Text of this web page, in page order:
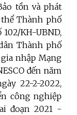
tồn và phát
Thành phố
KH-UBND,
Thành phố
nhập Mạng
đến năm
22-2-2022,
công nghiệp
đoạn 2021 -